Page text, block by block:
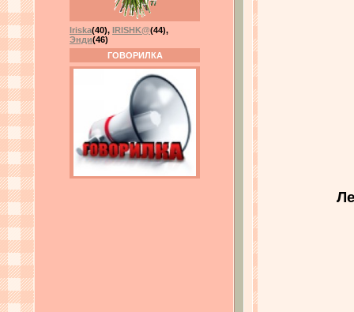
Iriska(40), IRISHK@(44),
Энди(46)
ГОВОРИЛКА